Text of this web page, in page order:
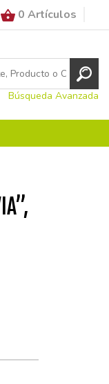
0 Artículos
Búsqueda Avanzada